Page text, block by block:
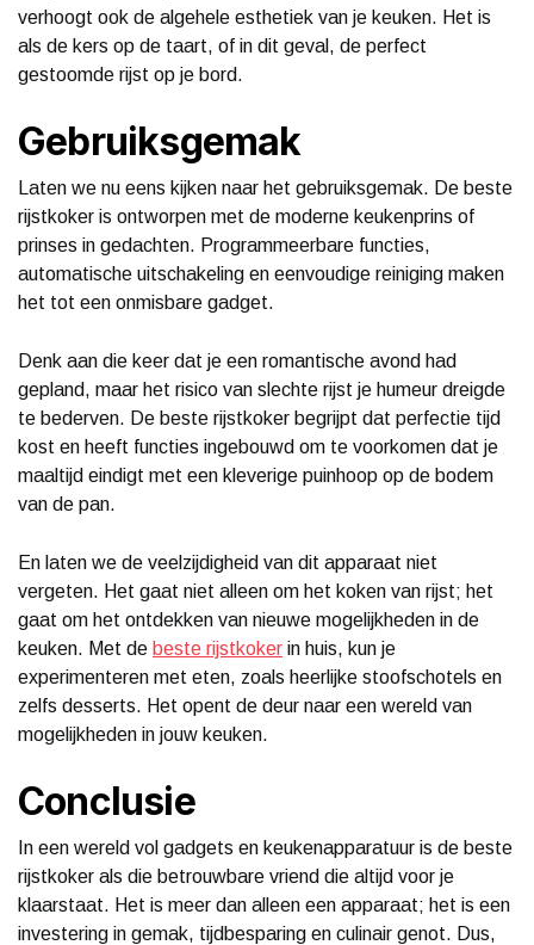
verhoogt ook de algehele esthetiek van je keuken. Het is
als de kers op de taart, of in dit geval, de perfect
gestoomde rijst op je bord.
Gebruiksgemak
Laten we nu eens kijken naar het gebruiksgemak. De beste
rijstkoker is ontworpen met de moderne keukenprins of
prinses in gedachten. Programmeerbare functies,
automatische uitschakeling en eenvoudige reiniging maken
het tot een onmisbare gadget.
Denk aan die keer dat je een romantische avond had
gepland, maar het risico van slechte rijst je humeur dreigde
te bederven. De beste rijstkoker begrijpt dat perfectie tijd
kost en heeft functies ingebouwd om te voorkomen dat je
maaltijd eindigt met een kleverige puinhoop op de bodem
van de pan.
En laten we de veelzijdigheid van dit apparaat niet
vergeten. Het gaat niet alleen om het koken van rijst; het
gaat om het ontdekken van nieuwe mogelijkheden in de
keuken. Met de beste rijstkoker in huis, kun je
experimenteren met eten, zoals heerlijke stoofschotels en
zelfs desserts. Het opent de deur naar een wereld van
mogelijkheden in jouw keuken.
Conclusie
In een wereld vol gadgets en keukenapparatuur is de beste
rijstkoker als die betrouwbare vriend die altijd voor je
klaarstaat. Het is meer dan alleen een apparaat; het is een
investering in gemak, tijdbesparing en culinair genot. Dus,